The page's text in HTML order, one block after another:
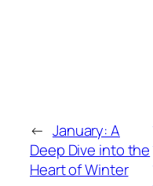
← January: A
Deep Dive into the
Heart of Winter